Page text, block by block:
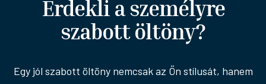
Érdekli a személyre
szabott öltöny?
Egy jól szabott öltöny nemcsak az Ön stílusát, hanem